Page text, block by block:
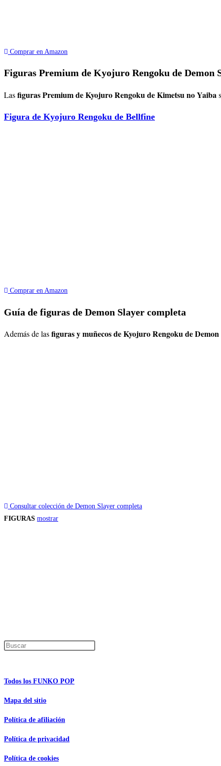
Comprar en Amazon
Figuras Premium de Kyojuro Rengoku de Demon
Lasfiguras Premium de Kyojuro Rengoku de Kimetsu no Yaiba
Figura de Kyojuro Rengoku de Bellfine
Comprar en Amazon
Guía de figuras de Demon Slayer completa
Además de lasfiguras y muñecos de Kyojuro Rengoku de Demon
Consultar colección de Demon Slayer completa
FIGURAS mostrar
Todos los FUNKO POP
Mapa del sitio
Política de afiliación
Política de privacidad
Política de cookies